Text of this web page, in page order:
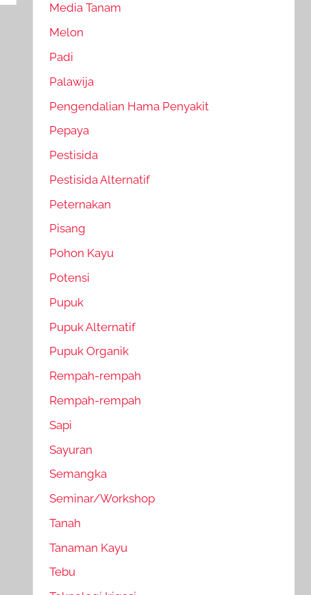
Media Tanam
Melon
Padi
Palawija
Pengendalian Hama Penyakit
Pepaya
Pestisida
Pestisida Alternatif
Peternakan
Pisang
Pohon Kayu
Potensi
Pupuk
Pupuk Alternatif
Pupuk Organik
Rempah-rempah
Rempah-rempah
Sapi
Sayuran
Semangka
Seminar/Workshop
Tanah
Tanaman Kayu
Tebu